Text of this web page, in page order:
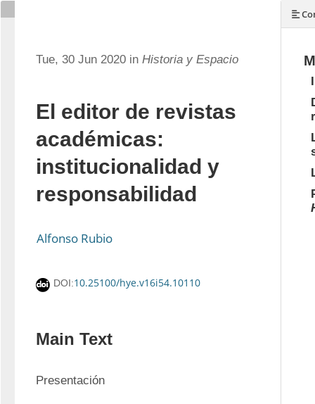
Tue, 30 Jun 2020 in Historia y Espacio
El editor de revistas
académicas:
institucionalidad y
responsabilidad
Alfonso Rubio
DOI:10.25100/hye.v16i54.10110
Main Text
Presentación